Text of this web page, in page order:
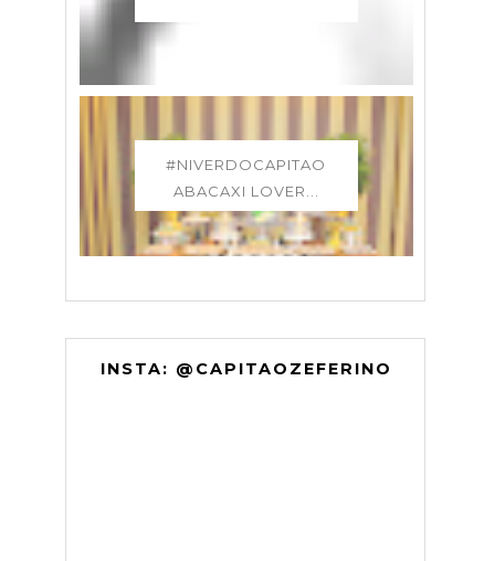
#NIVERDOCAPITAO
ABACAXI LOVER...
INSTA: @CAPITAOZEFERINO